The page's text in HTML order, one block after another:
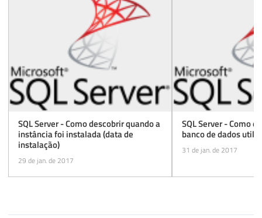
SQL Server - Como descobrir quando a
instância foi instalada (data de
instalação)
29 de jan. de 2017
SQL Server - Como
banco de dados
31 de jan. de 2017